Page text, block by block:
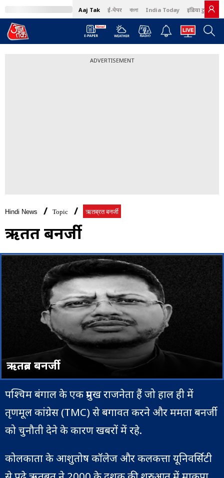
Aaj Tak ई-पेपर বাংলা India Today इंडिया टुडे हिंदी
ADVERTISEMENT
Hindi News Topic ऋतब्रत बनर्जी
ऋतब्रत बनर्जी
ऋतब्रत बनर्जी
पश्चिम बंगाल के एक प्रमुख राजनेता हैं जो हाल ही में
तृणमूल कांग्रेस (TMC) से बगावत करने और ममता बनर्जी
को चुनौती देने के कारण खबरों में रहे.
कोलकाता के आशुतोष कॉलेज और कलकत्ता यूनिवर्सिटी